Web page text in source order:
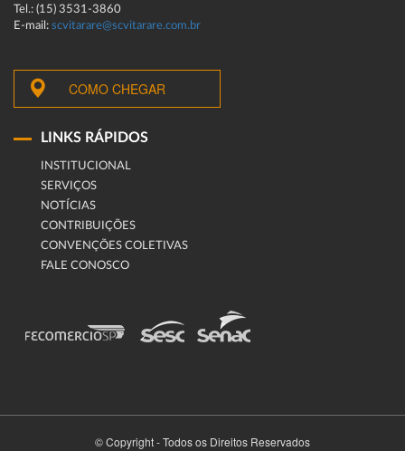
Tel.: (15) 3531-3860
E-mail: scvitarare@scvitarare.com.br
COMO CHEGAR
LINKS RÁPIDOS
INSTITUCIONAL
SERVIÇOS
NOTÍCIAS
CONTRIBUIÇÕES
CONVENÇÕES COLETIVAS
FALE CONOSCO
© Copyright - Todos os Direitos Reservados